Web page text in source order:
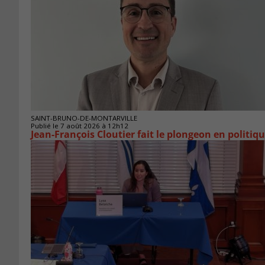
SAINT-BRUNO-DE-MONTARVILLE
Publié le 7 août 2026 à 12h12
Jean-François Cloutier fait le plongeon en